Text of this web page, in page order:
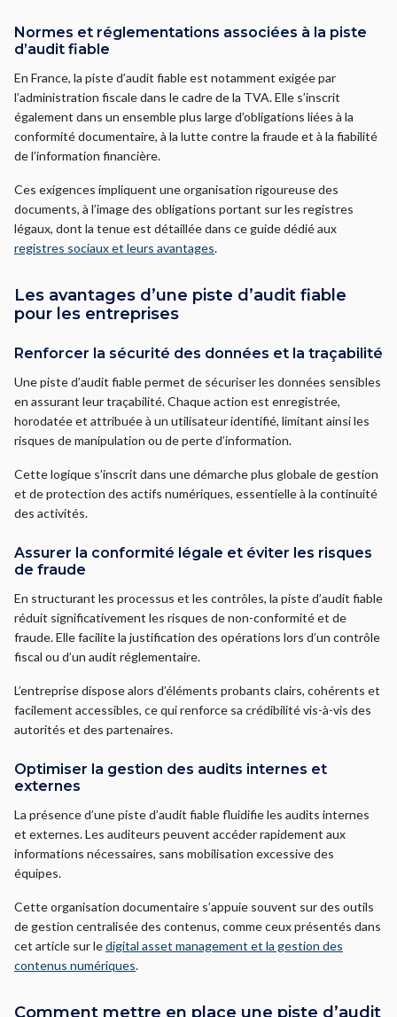
Normes et réglementations associées à la piste
d’audit fiable
En France, la piste d’audit fiable est notamment exigée par
l’administration fiscale dans le cadre de la TVA. Elle s’inscrit
également dans un ensemble plus large d’obligations liées à la
conformité documentaire, à la lutte contre la fraude et à la fiabilité
de l’information financière.
Ces exigences impliquent une organisation rigoureuse des
documents, à l’image des obligations portant sur les registres
légaux, dont la tenue est détaillée dans ce guide dédié aux
registres sociaux et leurs avantages.
Les avantages d’une piste d’audit fiable
pour les entreprises
Renforcer la sécurité des données et la traçabilité
Une piste d’audit fiable permet de sécuriser les données sensibles
en assurant leur traçabilité. Chaque action est enregistrée,
horodatée et attribuée à un utilisateur identifié, limitant ainsi les
risques de manipulation ou de perte d’information.
Cette logique s’inscrit dans une démarche plus globale de gestion
et de protection des actifs numériques, essentielle à la continuité
des activités.
Assurer la conformité légale et éviter les risques
de fraude
En structurant les processus et les contrôles, la piste d’audit fiable
réduit significativement les risques de non-conformité et de
fraude. Elle facilite la justification des opérations lors d’un contrôle
fiscal ou d’un audit réglementaire.
L’entreprise dispose alors d’éléments probants clairs, cohérents et
facilement accessibles, ce qui renforce sa crédibilité vis-à-vis des
autorités et des partenaires.
Optimiser la gestion des audits internes et
externes
La présence d’une piste d’audit fiable fluidifie les audits internes
et externes. Les auditeurs peuvent accéder rapidement aux
informations nécessaires, sans mobilisation excessive des
équipes.
Cette organisation documentaire s’appuie souvent sur des outils
de gestion centralisée des contenus, comme ceux présentés dans
cet article sur ledigital asset management et la gestion des
contenus numériques.
Comment mettre en place une piste d’audit